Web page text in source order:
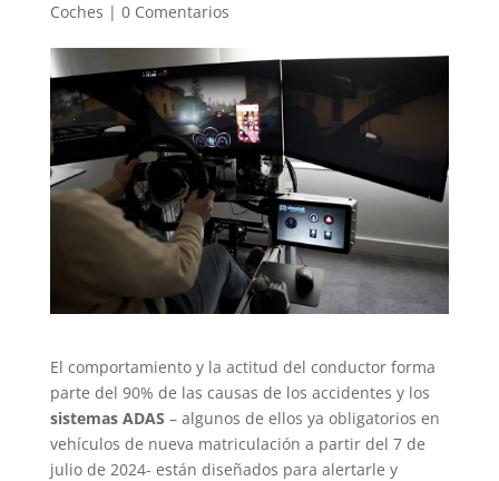
Coches | 0 Comentarios
El comportamiento y la actitud del conductor forma
parte del 90% de las causas de los accidentes y los
sistemas ADAS – algunos de ellos ya obligatorios en
vehículos de nueva matriculación a partir del 7 de
julio de 2024- están diseñados para alertarle y